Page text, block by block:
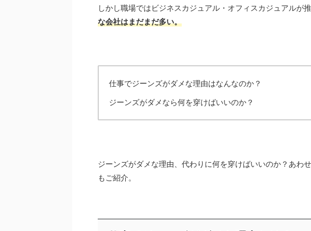
しかし職場ではビジネスカジュアル・オフィスカジュアルが
な会社はまだまだ多い。
仕事でジーンズがダメな理由はなんなのか？
ジーンズがダメなら何を穿けばいいのか？
ジーンズがダメな理由、代わりに何を穿けばいいのか？あわ
もご紹介。